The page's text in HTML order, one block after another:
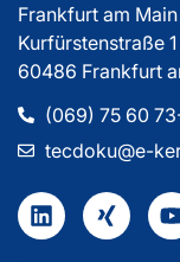
Frankfurt am
Kurfürstenstraße 1
60486 Frankfurt
(069) 75 60
tecdoku@e-